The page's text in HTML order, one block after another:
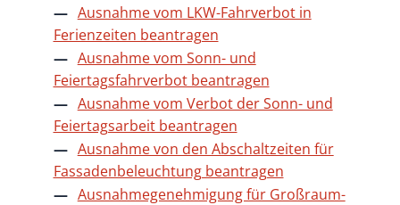
Ausnahme vom LKW-Fahrverbot in
Ferienzeiten beantragen
Ausnahme vom Sonn- und
Feiertagsfahrverbot beantragen
Ausnahme vom Verbot der Sonn- und
Feiertagsarbeit beantragen
Ausnahme von den Abschaltzeiten für
Fassadenbeleuchtung beantragen
Ausnahmegenehmigung für Großraum-